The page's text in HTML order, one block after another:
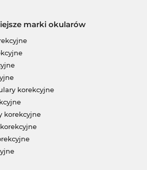
marki okularów
korekcyjne
korekcyjne